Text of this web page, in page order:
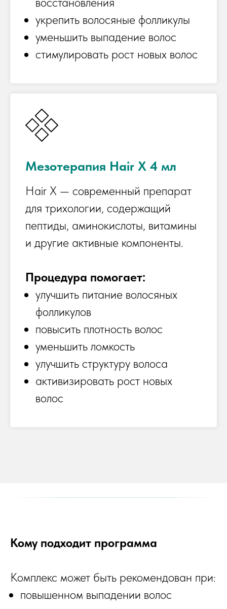
укрепить волосяные фолликулы
уменьшить выпадение волос
стимулировать рост новых волос
Мезотерапия Hair X 4 мл
Hair X — современный препарат
для трихологии, содержащий
пептиды, аминокислоты, витамины
и другие активные компоненты.
Процедура помогает:
улучшить питание волосяных
фолликулов
повысить плотность волос
уменьшить ломкость
улучшить структуру волоса
активизировать рост новых
волос
Кому подходит программа
Комплекс может быть рекомендован при:
повышенном выпадении волос